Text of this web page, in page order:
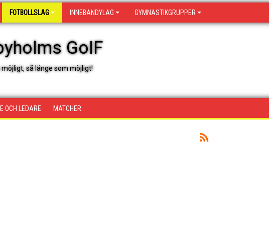
FOTBOLLSLAG INNEBANDYLAG GYMNASTIKGRUPPER
GoIF
så länge som möjligt!
OCH LEDARE MATCHER